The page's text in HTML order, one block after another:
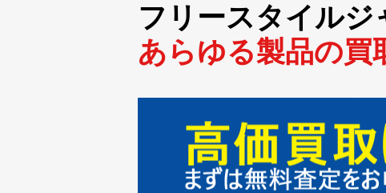
2022/05/20
2021/02/14
2021/01/24
2021/01/23
フリースタイルジ
あらゆる製品の買